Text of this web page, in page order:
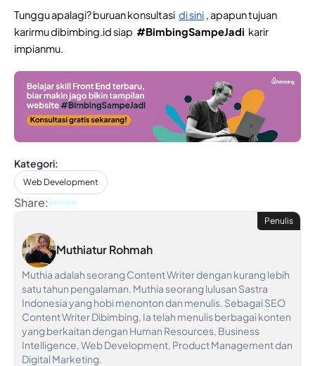
Tunggu apalagi? buruan konsultasi di sini , apapun tujuan
karirmu dibimbing.id siap #BimbingSampeJadi karir
impianmu.
Kategori:
Web Development
Share:
Penulis
Muthiatur Rohmah
Muthia adalah seorang Content Writer dengan kurang lebih
satu tahun pengalaman. Muthia seorang lulusan Sastra
Indonesia yang hobi menonton dan menulis. Sebagai SEO
Content Writer Dibimbing, Ia telah menulis berbagai konten
yang berkaitan dengan Human Resources, Business
Intelligence, Web Development, Product Management dan
Digital Marketing.